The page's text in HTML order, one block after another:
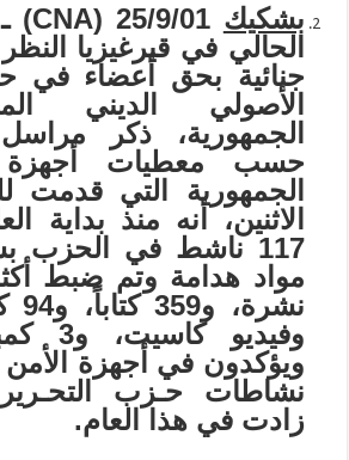
بشكيك 25/9/01
(
CNA
)ـ
جنائية بحق أعضاء في
الأصولي الديني
الجمهورية، ذكر
حسب معطيات
الجمهورية التي قدمت
الاثنين، أنه منذ بداية
117 ناشط في الحزب
وفيديو
ويؤكدون في أجهزة الأمن
نشاطات حـزب
زادت في هذا العام.